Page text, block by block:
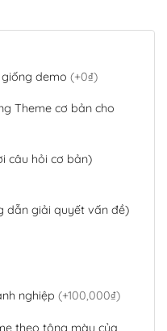
demo (+0₫)
Theme cơ bản cho
câu hỏi cơ bản)
dẫn giải quyết vấn đề)
nghiệp (+100,000₫)
theo tông màu của